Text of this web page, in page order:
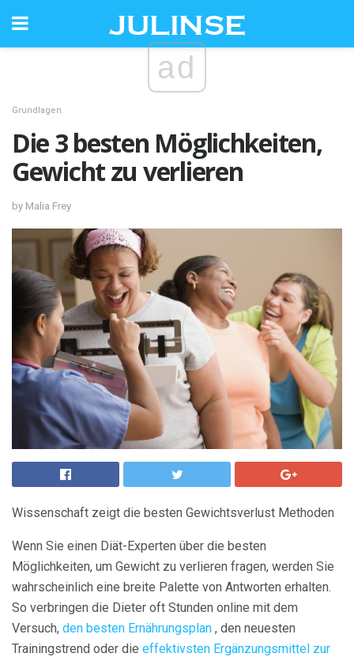
ad
Grundlagen
Die 3 besten Möglichkeiten,
Gewicht zu verlieren
by Malia Frey
Wissenschaft zeigt die besten Gewichtsverlust Methoden
Wenn Sie einen Diät-Experten über die besten
Möglichkeiten, um Gewicht zu verlieren fragen, werden Sie
wahrscheinlich eine breite Palette von Antworten erhalten.
So verbringen die Dieter oft Stunden online mit dem
Versuch, den besten Ernährungsplan , den neuesten
Trainingstrend oder die effektivsten Ergänzungsmittel zur